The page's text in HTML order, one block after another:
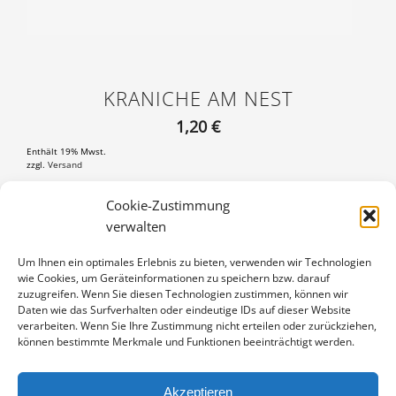
Cookie-Zustimmung
verwalten
Um Ihnen ein optimales Erlebnis zu bieten, verwenden wir Technologien
wie Cookies, um Geräteinformationen zu speichern bzw. darauf
zuzugreifen. Wenn Sie diesen Technologien zustimmen, können wir
Daten wie das Surfverhalten oder eindeutige IDs auf dieser Website
verarbeiten. Wenn Sie Ihre Zustimmung nicht erteilen oder zurückziehen,
können bestimmte Merkmale und Funktionen beeinträchtigt werden.
Akzeptieren
KRANICHE AM NEST
1,20 €
Enthält 19% Mwst.
zzgl. Versand
NEST
MENGE
IN DEN WARENKORB
Artikelnummer:PK-17041148
Kategorie: Kraniche